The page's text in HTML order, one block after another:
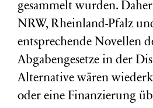
gesammelt wurden.
NRW, Rheinland-Pfalz
entsprechende Novellen
Abgabengesetze in der
Alternative wären
oder eine Finanzierung